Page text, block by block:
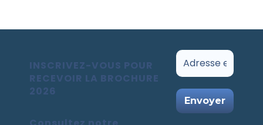
INSCRIVEZ-VOUS POUR
RECEVOIR LA BROCHURE
2026